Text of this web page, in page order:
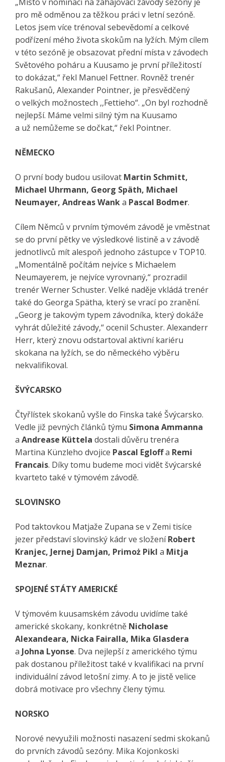
„Místo v nominaci na zahajovací závody sezóny je
pro mě odměnou za těžkou práci v letní sezóně.
Letos jsem více trénoval sebevědomí a celkové
podřízení mého života skokům na lyžích. Mým cílem
v této sezóně je obsazovat přední místa v závodech
Světového poháru a Kuusamo je první příležitostí
to dokázat,“ řekl Manuel Fettner. Rovněž trenér
Rakušanů, Alexander Pointner, je přesvědčený
o velkých možnostech ,,Fettieho“. „On byl rozhodně
nejlepší. Máme velmi silný tým na Kuusamo
a už nemůžeme se dočkat,“ řekl Pointner.
NĚMECKO
O první body budou usilovat Martin Schmitt,
Michael Uhrmann, Georg Späth, Michael
Neumayer, Andreas Wanka Pascal Bodmer.
Cílem Němců v prvním týmovém závodě je vměstnat
se do první pětky ve výsledkové listině a v závodě
jednotlivců mít alespoň jednoho zástupce v TOP10.
„Momentálně počítám nejvíce s Michaelem
Neumayerem, je nejvíce vyrovnaný,“ prozradil
trenér Werner Schuster. Velké naděje vkládá trenér
také do Georga Spätha, který se vrací po zranění.
„Georg je takovým typem závodníka, který dokáže
vyhrát důležité závody,“ ocenil Schuster. Alexanderr
Herr, který znovu odstartoval aktivní kariéru
skokana na lyžích, se do německého výběru
nekvalifikoval.
ŠVÝCARSKO
Čtyřlístek skokanů vyšle do Finska také Švýcarsko.
Vedle již pevných článků týmu Simona Ammanna
a Andrease Küttela dostali důvěru trenéra
Martina Künzleho dvojice Pascal Egloffa Remi
Francais. Díky tomu budeme moci vidět švýcarské
kvarteto také v týmovém závodě.
SLOVINSKO
Pod taktovkou Matjaže Zupana se v Zemi tisíce
jezer představí slovinský kádr ve složeníRobert
Kranjec, Jernej Damjan, Primoż Pikl a Mitja
Meznar.
SPOJENÉ STÁTY AMERICKÉ
V týmovém kuusamském závodu uvidíme také
americké skokany, konkrétně Nicholase
Alexandeara, Nicka Fairalla, Mika Glasdera
a Johna Lyonse. Dva nejlepší z amerického týmu
pak dostanou příležitost také v kvalifikaci na první
individuální závod letošní zimy. A to je jistě velice
dobrá motivace pro všechny členy týmu.
NORSKO
Norové nevyužili možnosti nasazení sedmi skokanů
do prvních závodů sezóny. Mika Kojonkoski